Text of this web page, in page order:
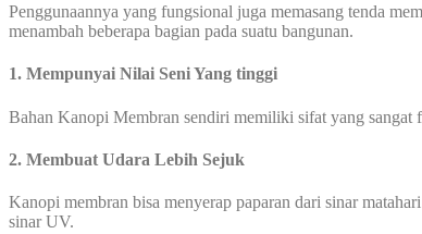
Penggunaannya yang fungsional juga memasang tenda
menambah beberapa bagian pada suatu bangunan.
1. Mempunyai Nilai Seni Yang tinggi
Bahan Kanopi Membran sendiri memiliki sifat yang sangat
2. Membuat Udara Lebih Sejuk
Kanopi membran bisa menyerap paparan dari sinar
sinar UV.